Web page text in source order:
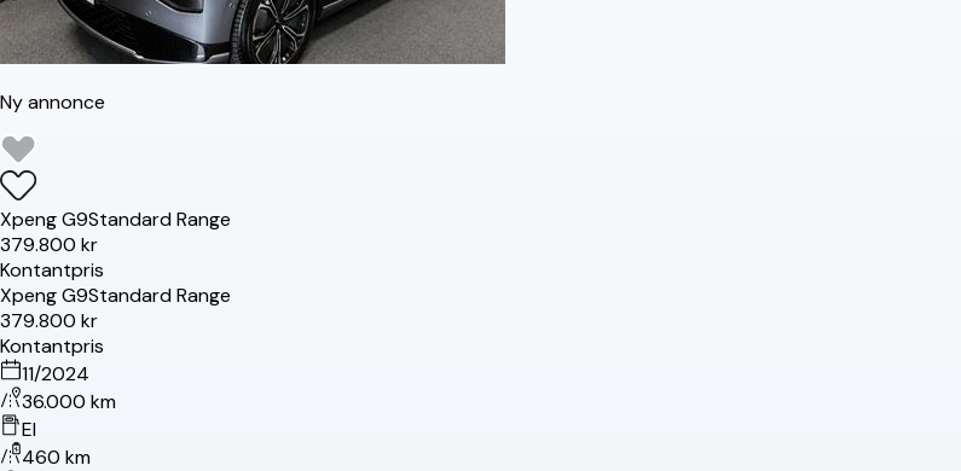
Ny annonce
XpengG9Standard Range
379.800 kr
Kontantpris
XpengG9Standard Range
379.800 kr
Kontantpris
11/2024
36.000 km
El
460 km